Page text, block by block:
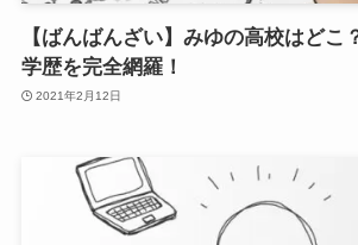
【ばんばんざい】みゆの高校はどこ
学歴を完全網羅！
2021年2月12日